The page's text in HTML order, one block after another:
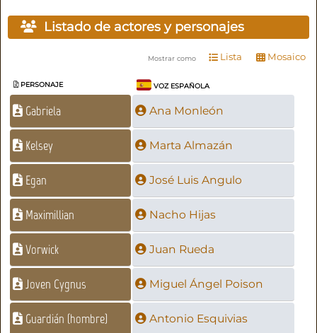
Listado de actores y personajes
Mostrar como Lista Mosaico
PERSONAJE VOZ ESPAÑOLA
Gabriela Ana Monleón
Kelsey Marta Almazán
Egan José Luis Angulo
Maximillian Nacho Hijas
Vorwick Juan Rueda
Joven Cygnus Miguel Ángel Poison
Guardián (hombre) Antonio Esquivias